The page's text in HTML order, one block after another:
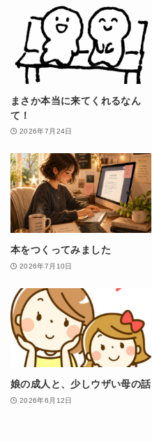
まさか本当に来てくれるなん
て！
2026年7月24日
本をつくってみました
2026年7月10日
娘の成人と、少しウザい母の話
2026年6月12日